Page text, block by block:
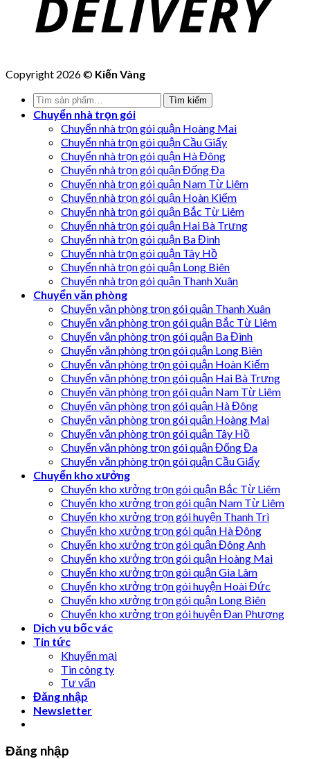
Copyright 2026 © Kiến Vàng
Tìm
kiếm:
Tìm kiếm
Chuyển nhà trọn gói
Chuyển nhà trọn gói quận Hoàng Mai
Chuyển nhà trọn gói quận Cầu Giấy
Chuyển nhà trọn gói quận Hà Đông
Chuyển nhà trọn gói quận Đống Đa
Chuyển nhà trọn gói quận Nam Từ Liêm
Chuyển nhà trọn gói quận Hoàn Kiếm
Chuyển nhà trọn gói quận Bắc Từ Liêm
Chuyển nhà trọn gói quận Hai Bà Trưng
Chuyển nhà trọn gói quận Ba Đình
Chuyển nhà trọn gói quận Tây Hồ
Chuyển nhà trọn gói quận Long Biên
Chuyển nhà trọn gói quận Thanh Xuân
Chuyển văn phòng
Chuyển văn phòng trọn gói quận Thanh Xuân
Chuyển văn phòng trọn gói quận Bắc Từ Liêm
Chuyển văn phòng trọn gói quận Ba Đình
Chuyển văn phòng trọn gói quận Long Biên
Chuyển văn phòng trọn gói quận Hoàn Kiếm
Chuyển văn phòng trọn gói quận Hai Bà Trưng
Chuyển văn phòng trọn gói quận Nam Từ Liêm
Chuyển văn phòng trọn gói quận Hà Đông
Chuyển văn phòng trọn gói quận Hoàng Mai
Chuyển văn phòng trọn gói quận Tây Hồ
Chuyển văn phòng trọn gói quận Đống Đa
Chuyển văn phòng trọn gói quận Cầu Giấy
Chuyển kho xưởng
Chuyển kho xưởng trọn gói quận Bắc Từ Liêm
Chuyển kho xưởng trọn gói quận Nam Từ Liêm
Chuyển kho xưởng trọn gói huyện Thanh Trì
Chuyển kho xưởng trọn gói quận Hà Đông
Chuyển kho xưởng trọn gói quận Đông Anh
Chuyển kho xưởng trọn gói quận Hoàng Mai
Chuyển kho xưởng trọn gói quận Gia Lâm
Chuyển kho xưởng trọn gói huyện Hoài Đức
Chuyển kho xưởng trọn gói quận Long Biên
Chuyển kho xưởng trọn gói huyện Đan Phượng
Dịch vụ bốc vác
Tin tức
Khuyến mại
Tin công ty
Tư vấn
Đăng nhập
Newsletter
Đăng nhập